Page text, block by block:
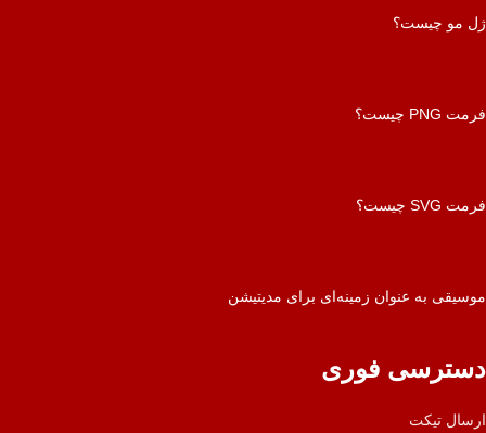
ژل مو چیست؟
فرمت PNG چیست؟
فرمت SVG چیست؟
موسیقی به عنوان زمینه‌ای برای مدیتیشن
دسترسی فوری
ارسال تیکت